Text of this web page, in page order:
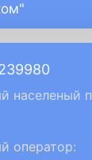
населеный
оператор: